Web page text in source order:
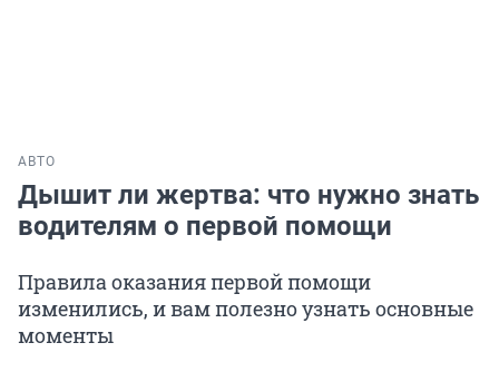
АВТО
Дышит ли жертва: что нужно знать
водителям о первой помощи
Правила оказания первой помощи
изменились, и вам полезно узнать основные
моменты